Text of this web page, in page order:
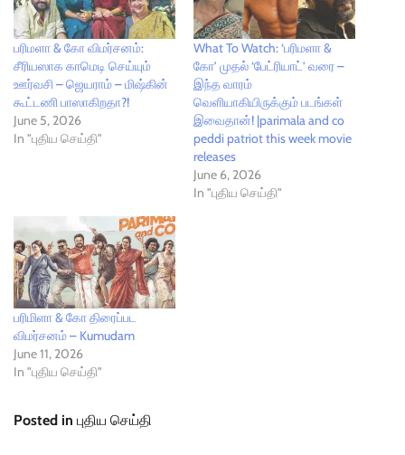
பரிமளா & கோ விமர்சனம்:
சீரியஸாக காமெடி செய்யும்
ஊர்வசி – ஜெயராம் – மிஷ்கின்
கூட்டணி பாஸாகிறதா?!
June 5, 2026
In "புதிய செய்தி"
What To Watch: ‘பரிமளா &
கோ’ முதல் ‘பேட்ரியாட்’ வரை –
இந்த வாரம்
வெளியாகியிருக்கும் படங்கள்
இவைதான்! |parimala and co
peddi patriot this week movie
releases
June 6, 2026
In "புதிய செய்தி"
பரிமிளா & கோ திரைப்பட
விமர்சனம் – Kumudam
June 11, 2026
In "புதிய செய்தி"
Posted in புதிய செய்தி